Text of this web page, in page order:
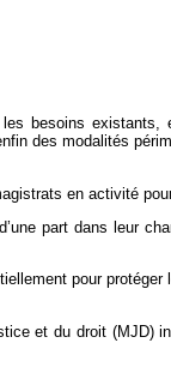
besoins existants,
des modalités
en activité
part dans leur
pour
et du droit (MJD)